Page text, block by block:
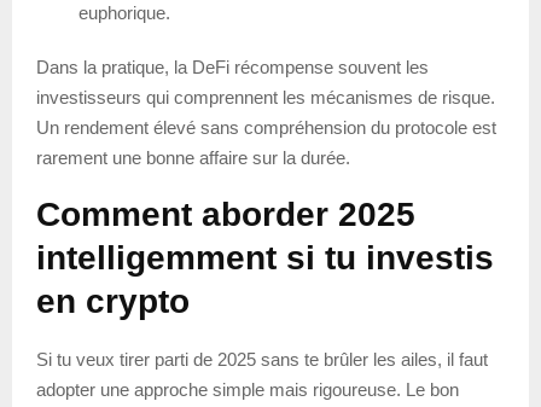
euphorique.
Dans la pratique, la DeFi récompense souvent les
investisseurs qui comprennent les mécanismes de risque.
Un rendement élevé sans compréhension du protocole est
rarement une bonne affaire sur la durée.
Comment aborder 2025
intelligemment si tu investis
en crypto
Si tu veux tirer parti de 2025 sans te brûler les ailes, il faut
adopter une approche simple mais rigoureuse. Le bon